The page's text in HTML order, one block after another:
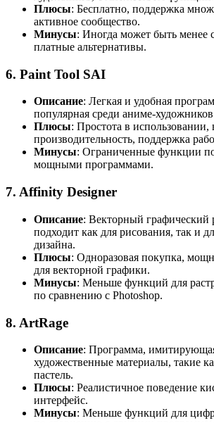
Плюсы: Бесплатно, поддержка
активное сообщество.
Минусы: Иногда может быть менее
платные альтернативы.
6. Paint Tool SAI
Описание: Легкая и удобная
популярная среди аниме-
Плюсы: Простота в использовании,
производительность, поддержка
Минусы: Ограниченные функции
мощными программами.
7. Affinity Designer
Описание: Векторный графический
подходит как для рисования, так и
дизайна.
Плюсы: Одноразовая покупка,
для векторной графики.
Минусы: Меньше функций для
по сравнению с Photoshop.
8. ArtRage
Описание: Программа,
художественные материалы, такие
пастель.
Плюсы: Реалистичное поведение
интерфейс.
Минусы: Меньше функций для